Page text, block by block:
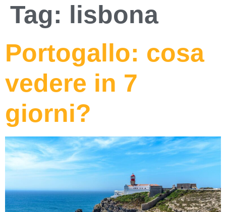
Tag: lisbona
Portogallo: cosa
vedere in 7
giorni?